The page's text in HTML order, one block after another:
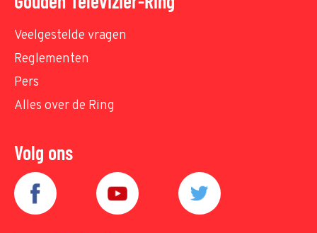
Veelgestelde vragen
Reglementen
Pers
Alles over de Ring
Volg ons